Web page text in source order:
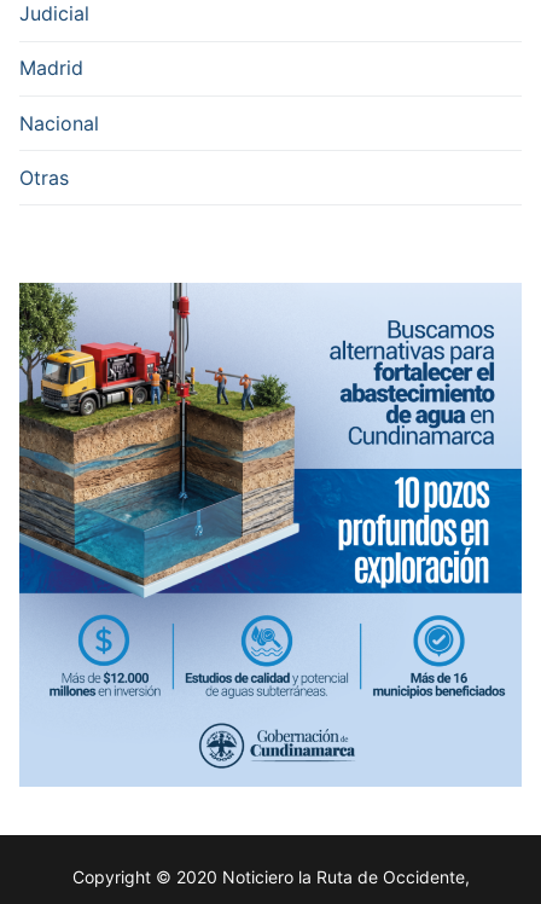
Judicial
Madrid
Nacional
Otras
Copyright © 2020 Noticiero la Ruta de Occidente,